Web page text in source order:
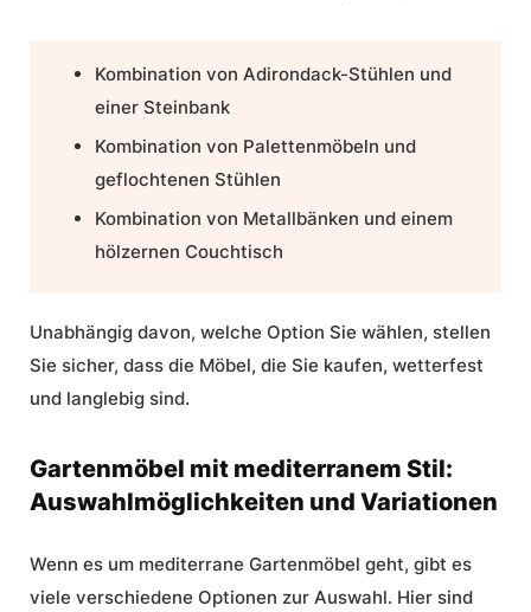
Kombination von Adirondack-Stühlen und
einer Steinbank
Kombination von Palettenmöbeln und
geflochtenen Stühlen
Kombination von Metallbänken und einem
hölzernen Couchtisch
Unabhängig davon, welche Option Sie wählen, stellen
Sie sicher, dass die Möbel, die Sie kaufen, wetterfest
und langlebig sind.
Gartenmöbel mit mediterranem Stil:
Auswahlmöglichkeiten und Variationen
Wenn es um mediterrane Gartenmöbel geht, gibt es
viele verschiedene Optionen zur Auswahl. Hier sind